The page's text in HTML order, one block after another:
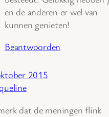
en de anderen er wel van
kunnen genieten!
Beantwoorden
2015
dat de meningen flink